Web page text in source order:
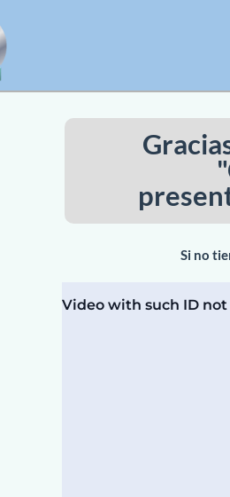
Si no